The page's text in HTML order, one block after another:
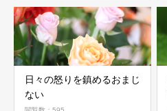
日々の怒りを鎮めるおまじ
ない